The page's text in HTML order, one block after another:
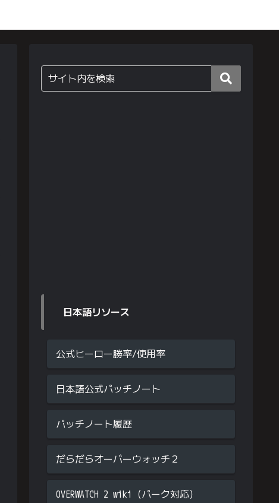
日本語リソース
公式ヒーロー勝率/使用率
日本語公式パッチノート
パッチノート履歴
だらだらオーバーウォッチ２
OVERWATCH 2 wiki（パーク対応）